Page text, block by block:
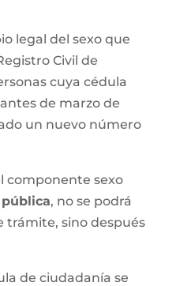
legal del sexo que
Civil de
cuya cédula
de marzo de
un nuevo número
componente sexo
, no se podrá
trámite, sino después
de ciudadanía se